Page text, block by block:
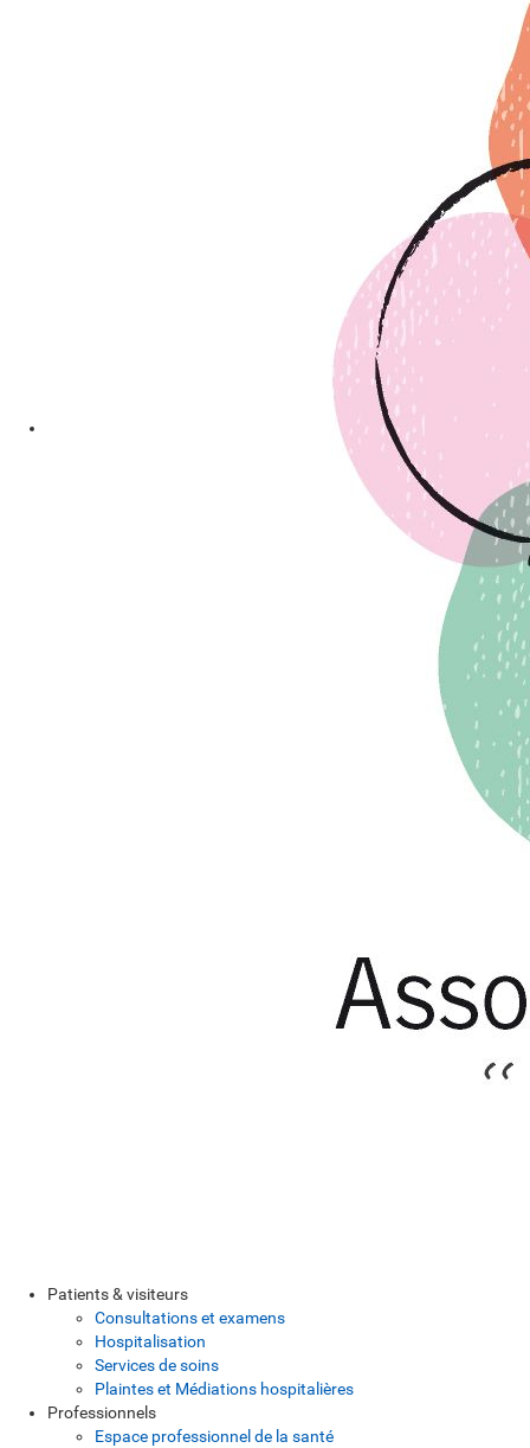
Patients & visiteurs
Consultations et examens
Hospitalisation
Services de soins
Plaintes et Médiations hospitalières
Professionnels
Espace professionnel de la santé